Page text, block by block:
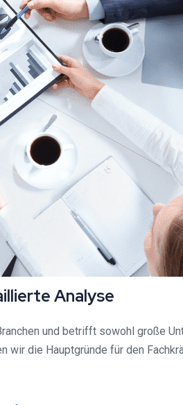
Analyse
und betrifft sowohl große
die Hauptgründe für den